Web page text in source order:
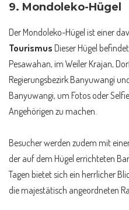
9. Mondoleko-Hügel
Der Mondoleko-Hügel ist einer
Tourismus Dieser Hügel
Pesawahan, im Weiler Krajan,
Regierungsbezirk Banyuwangi
Banyuwangi, um Fotos oder
Angehörigen zu machen.
Besucher werden zudem mit
der auf dem Hügel errichteten
Tagen bietet sich ein herrlicher
die majestätisch angeordneten